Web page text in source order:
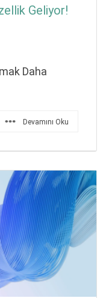
Geliyor!
Daha
Devamını Oku